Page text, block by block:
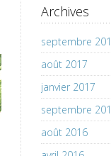
Archives
septembre
août 2017
janvier 2017
septembre
août 2016